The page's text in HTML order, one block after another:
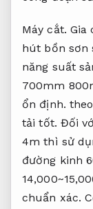
Máy cắt. Gia
hút bồn sơn
năng suất
700mm
ổn định.
tải tốt. Đối
4m thì sử
đường kinh
chuẩn xác.